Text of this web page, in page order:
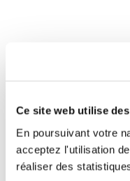
Ce site web utilise
En poursuivant votre
acceptez l'utilisation
réaliser des
Elevage